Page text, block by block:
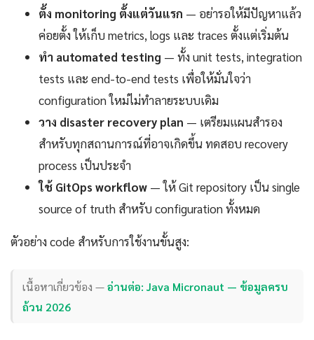
ตั้ง monitoring ตั้งแต่วันแรก — อย่ารอให้มีปัญหาแล้ว
ค่อยตั้ง ให้เก็บ metrics, logs และ traces ตั้งแต่เริ่มต้น
ทำ automated testing — ทั้ง unit tests, integration
tests และ end-to-end tests เพื่อให้มั่นใจว่า
configuration ใหม่ไม่ทำลายระบบเดิม
วาง disaster recovery plan — เตรียมแผนสำรอง
สำหรับทุกสถานการณ์ที่อาจเกิดขึ้น ทดสอบ recovery
process เป็นประจำ
ใช้ GitOps workflow — ให้ Git repository เป็น single
source of truth สำหรับ configuration ทั้งหมด
ตัวอย่าง code สำหรับการใช้งานขั้นสูง:
เนื้อหาเกี่ยวข้อง —อ่านต่อ: Java Micronaut — ข้อมูลครบ
ถ้วน 2026